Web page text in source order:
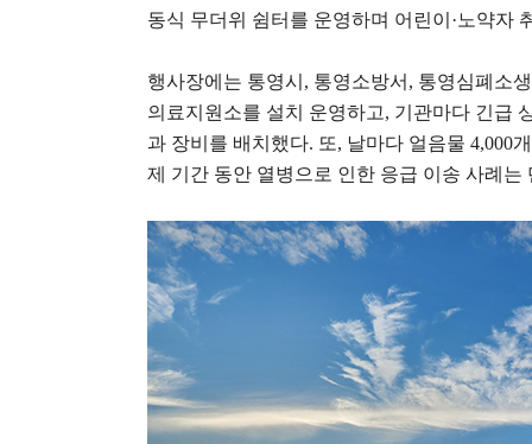
동식 무더위 쉼터를 운영하며 어린이 · 노약자
행사장에는 통영시 , 통영소방서 , 통영심폐소
의료지원소를 설치 운영하고, 기관마다 긴급
과 장비를 배치했다. 또, 날마다 얼음물 4,000
제 기간 동안 열병으로 인한 응급 이송 사례는